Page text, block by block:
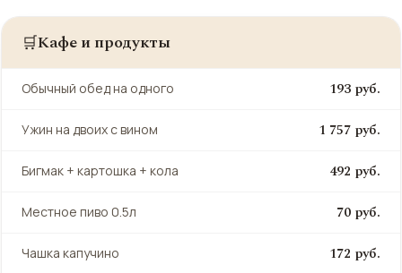
🛒Кафе и продукты
Обычный обед на одного 193 руб.
Ужин на двоих с вином 1 757 руб.
Бигмак + картошка + кола 492 руб.
Местное пиво 0.5л 70 руб.
Чашка капучино 172 руб.